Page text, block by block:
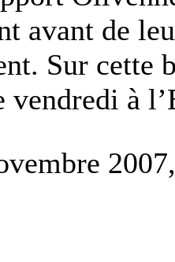
avant de
Sur cette
vendredi à